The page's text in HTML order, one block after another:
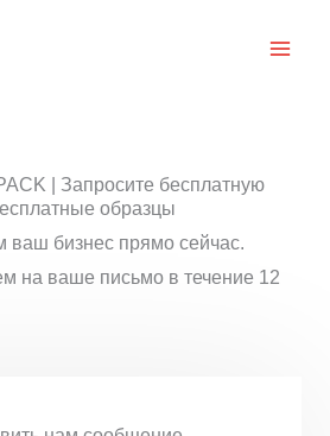
| Запросите бесплатную
образцы
ваш бизнес прямо сейчас.
на ваше письмо в течение 12